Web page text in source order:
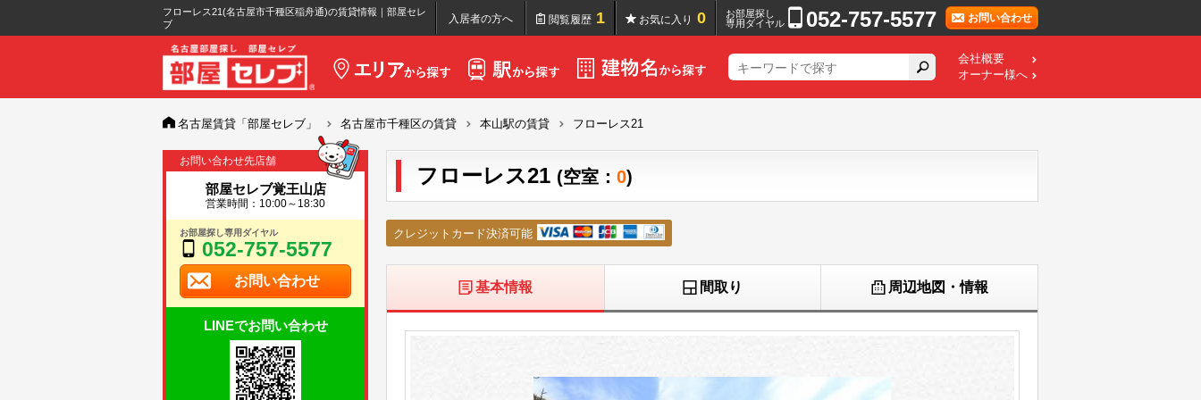
フローレス21(名古屋市千種区稲舟通)の賃貸情報｜部屋セレ
ブ
入居者の方へ 閲覧履歴 1 お気に入り 0
お部屋探し
専用ダイヤル
052-757-5577 お問い合わせ
会社概要
オーナー様へ
名古屋賃貸「部屋セレブ」 名古屋市千種区の賃貸 本山駅の賃貸 フローレス21
お問い合わせ先店舗
部屋セレブ覚王山店
営業時間：10:00～18:30
お部屋探し専用ダイヤル
052-757-5577
お問い合わせ
LINEでお問い合わせ
フローレス21 (空室： 0)
クレジットカード決済可能
基本情報 間取り 周辺地図・情報